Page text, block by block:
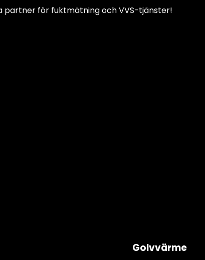
partner för fuktmätning och VVS-tjänster!
Golvvärme